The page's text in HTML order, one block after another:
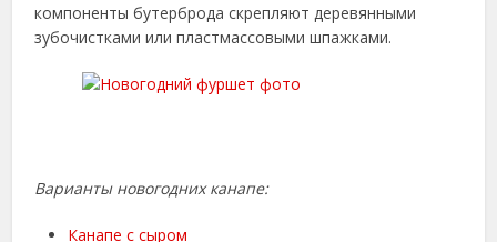
компоненты бутерброда скрепляют деревянными
зубочистками или пластмассовыми шпажками.
Варианты новогодних канапе:
Канапе с сыром